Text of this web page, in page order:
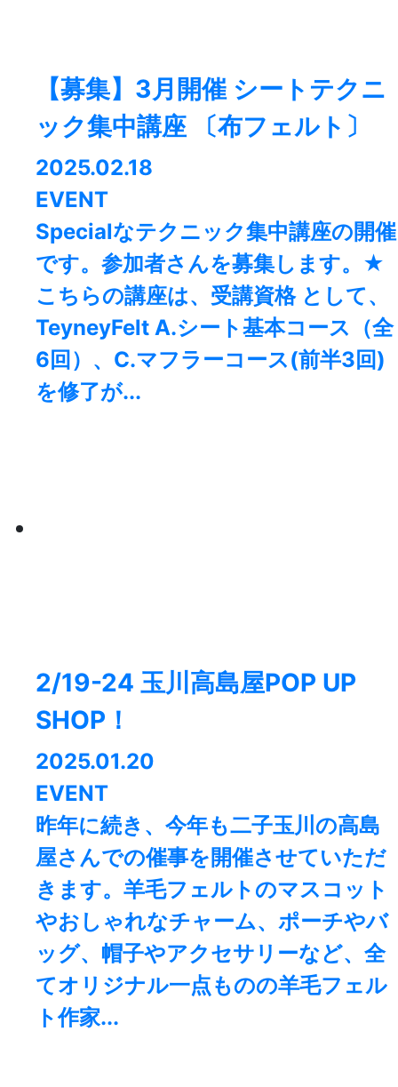
【募集】3月開催 シートテクニ
ック集中講座 〔布フェルト〕
2025.02.18
EVENT
Specialなテクニック集中講座の開催
です。参加者さんを募集します。★
こちらの講座は、受講資格 として、
TeyneyFelt A.シート基本コース（全
6回）、C.マフラーコース(前半3回)
を修了が...
2/19-24 玉川高島屋POP UP
SHOP！
2025.01.20
EVENT
昨年に続き、今年も二子玉川の高島
屋さんでの催事を開催させていただ
きます。羊毛フェルトのマスコット
やおしゃれなチャーム、ポーチやバ
ッグ、帽子やアクセサリーなど、全
てオリジナル一点ものの羊毛フェル
ト作家...